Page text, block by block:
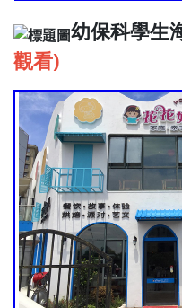
幼保科學生
觀看)